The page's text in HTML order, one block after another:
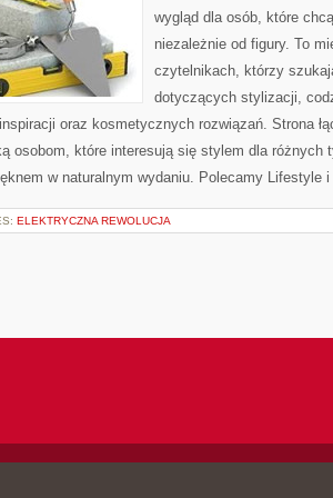
wygląd dla osób, które
niezależnie od figury. To
czytelnikach, którzy
dotyczących stylizacji,
oraz kosmetycznych rozwiązań. Strona
osobom, które interesują się stylem dla różnych
w naturalnym wydaniu. Polecamy Lifestyle
ELEKTRYCZNA REWOLUCJA